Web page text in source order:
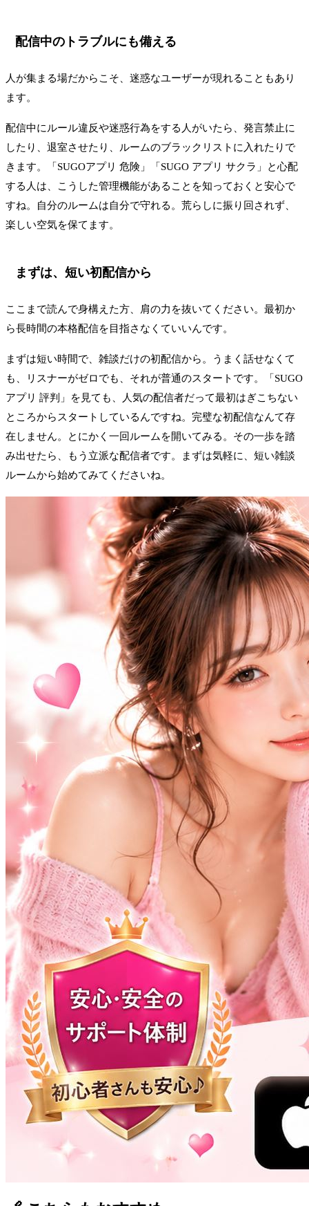
配信中のトラブルにも備える
人が集まる場だからこそ、迷惑なユーザーが現れることもあり
ます。
配信中にルール違反や迷惑行為をする人がいたら、発言禁止に
したり、退室させたり、ルームのブラックリストに入れたりで
きます。「SUGOアプリ 危険」「SUGO アプリ サクラ」と心配
する人は、こうした管理機能があることを知っておくと安心で
すね。自分のルームは自分で守れる。荒らしに振り回されず、
楽しい空気を保てます。
まずは、短い初配信から
ここまで読んで身構えた方、肩の力を抜いてください。最初か
ら長時間の本格配信を目指さなくていいんです。
まずは短い時間で、雑談だけの初配信から。うまく話せなくて
も、リスナーがゼロでも、それが普通のスタートです。「SUGO
アプリ 評判」を見ても、人気の配信者だって最初はぎこちない
ところからスタートしているんですね。完璧な初配信なんて存
在しません。とにかく一回ルームを開いてみる。その一歩を踏
み出せたら、もう立派な配信者です。まずは気軽に、短い雑談
ルームから始めてみてくださいね。